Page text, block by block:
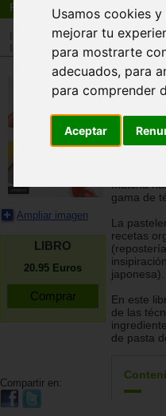
Usamos cookies
mejorar tu
para mostrarte
adecuados, para
para comprender
Aceptar
Registro
Tienda>Libros> Menú
Tienda >Libros>
Ampliar imagen
LIBRO
20.95 Euros
Compartir en:
Los
pastelería
matcha
gama de
La
recetas
japonesa).
En este
de las
de pasta